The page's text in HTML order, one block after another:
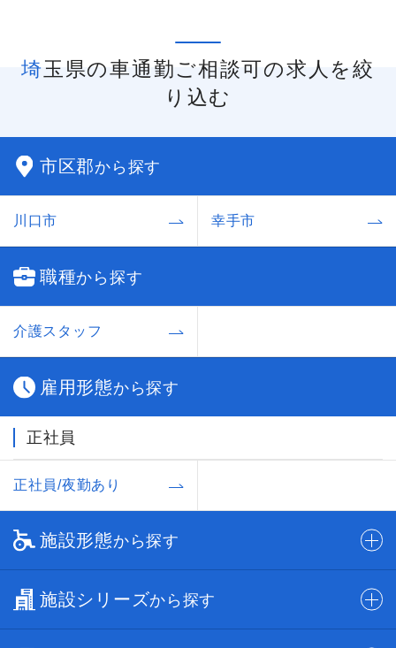
埼玉県の車通勤ご相談可の求人を絞
り込む
市区郡から探す
川口市 幸手市
職種から探す
介護スタッフ
雇用形態から探す
正社員
正社員/夜勤あり
施設形態から探す
施設シリーズから探す